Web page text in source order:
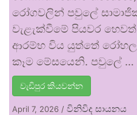
රෝගවලින් පවුලේ
වැළැක්වීමේ පියවර
ආරම්භ විය යුත්තේ
කෑම මේසයෙනි. පවුලේ …
වැඩිපුර කියවන්න
April 7, 2026 / විනිවිද සායනය